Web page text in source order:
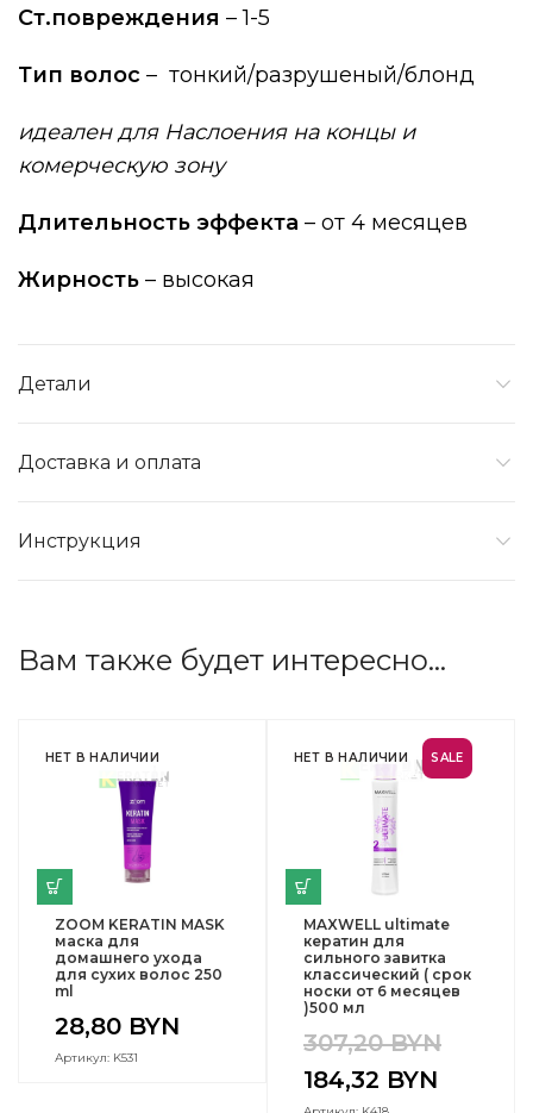
Ст.повреждения – 1-5
Тип волос – тонкий/разрушеный/блонд
идеален для Наслоения на концы и
комерческую зону
Длительность эффекта – от 4 месяцев
Жирность – высокая
Детали
Доставка и оплата
Инструкция
Вам также будет интересно…
НЕТ В НАЛИЧИИ
ZOOM KERATIN MASK
маска для
домашнего ухода
для сухих волос 250
ml
28,80 BYN
Артикул: K531
SALE
НЕТ В НАЛИЧИИ
MAXWELL ultimate
кератин для
сильного завитка
классический ( срок
носки от 6 месяцев
)500 мл
307,20BYN
184,32 BYN